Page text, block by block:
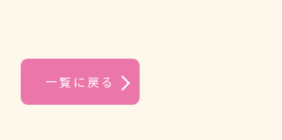
一覧に戻る